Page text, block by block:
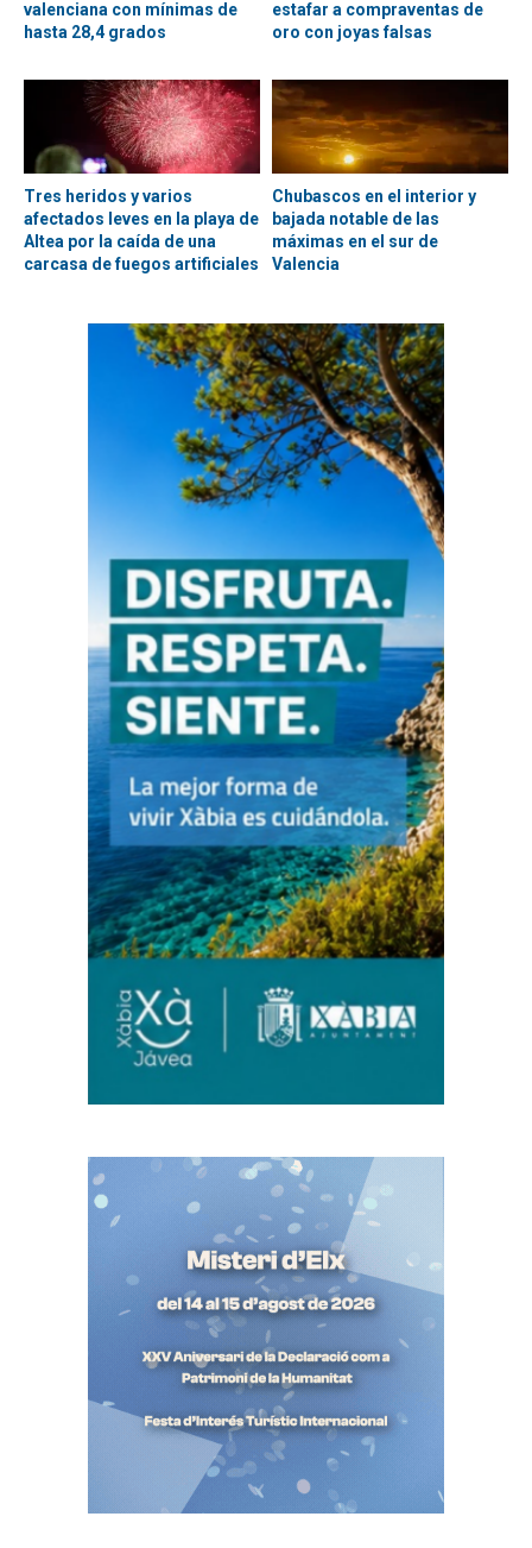
valenciana con mínimas de
hasta 28,4 grados
estafar a compraventas de
oro con joyas falsas
Tres heridos y varios
afectados leves en la playa de
Altea por la caída de una
carcasa de fuegos artificiales
Chubascos en el interior y
bajada notable de las
máximas en el sur de
Valencia